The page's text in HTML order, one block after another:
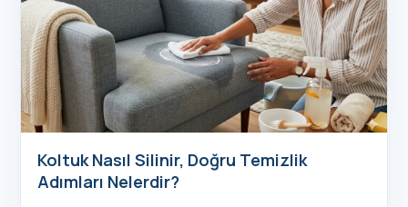
Koltuk Nasıl Silinir, Doğru Temizlik
Adımları Nelerdir?